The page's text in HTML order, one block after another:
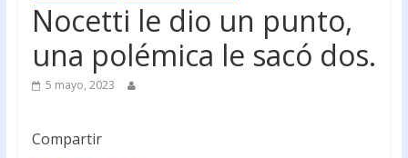
Nocetti le dio un punto,
una polémica le sacó dos.
5 mayo, 2023
Compartir